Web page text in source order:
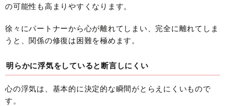
の可能性も高まりやすくなります。
徐々にパートナーから心が離れてしまい、完全に離れてしま
うと、関係の修復は困難を極めます。
明らかに浮気をしていると断言しにくい
心の浮気は、基本的に決定的な瞬間がとらえにくいもので
す。